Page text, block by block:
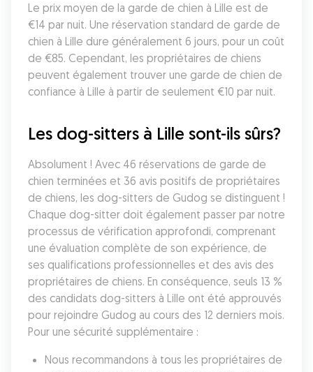
Le prix moyen de la garde de chien à Lille est de
€14 par nuit. Une réservation standard de garde de
chien à Lille dure généralement 6 jours, pour un coût
de €85. Cependant, les propriétaires de chiens
peuvent également trouver une garde de chien de
confiance à Lille à partir de seulement €10 par nuit.
Les dog-sitters à Lille sont-ils sûrs?
Absolument ! Avec 46 réservations de garde de
chien terminées et 36 avis positifs de propriétaires
de chiens, les dog-sitters de Gudog se distinguent !
Chaque dog-sitter doit également passer par notre
processus de vérification approfondi, comprenant
une évaluation complète de son expérience, de
ses qualifications professionnelles et des avis des
propriétaires de chiens. En conséquence, seuls 13 %
des candidats dog-sitters à Lille ont été approuvés
pour rejoindre Gudog au cours des 12 derniers mois.
Pour une sécurité supplémentaire :
Nous recommandons à tous les propriétaires de